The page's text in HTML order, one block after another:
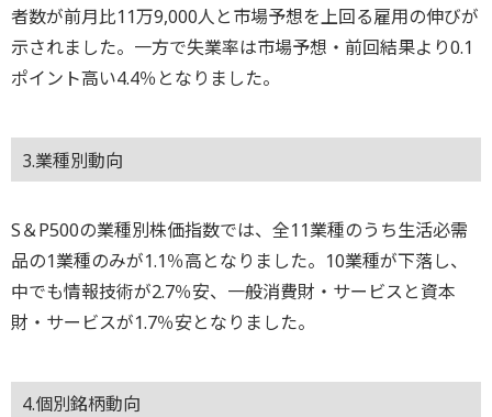
者数が前月比11万9,000人と市場予想を上回る雇用の伸びが
示されました。一方で失業率は市場予想・前回結果より0.1
ポイント高い4.4％となりました。
3.業種別動向
S＆P500の業種別株価指数では、全11業種のうち生活必需
品の1業種のみが1.1％高となりました。10業種が下落し、
中でも情報技術が2.7％安、一般消費財・サービスと資本
財・サービスが1.7％安となりました。
4.個別銘柄動向